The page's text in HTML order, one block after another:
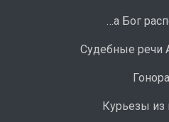
…а Бог
Судебные речи
Курьезы из